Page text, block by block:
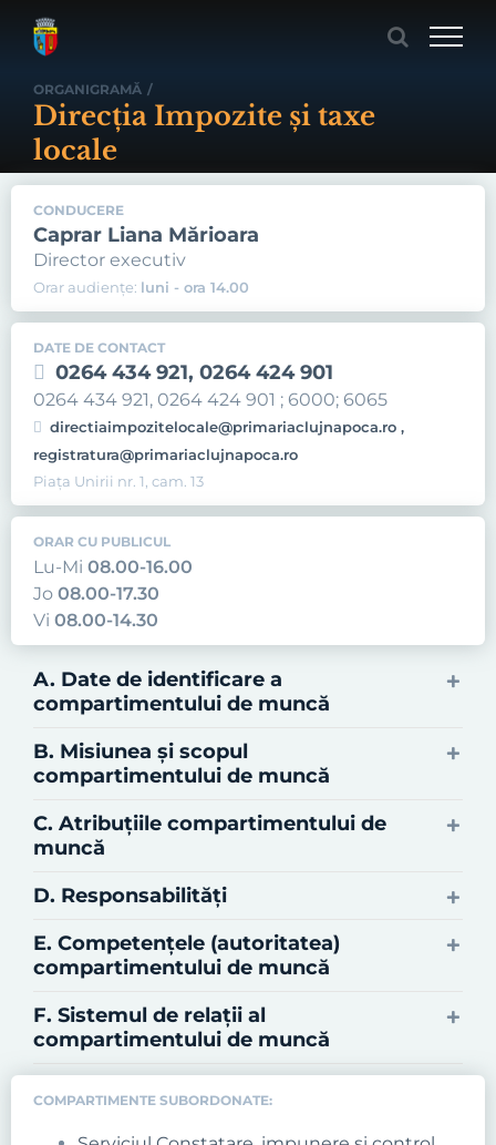
ORGANIGRAMĂ /
Direcţia Impozite şi taxe
locale
CONDUCERE
Caprar Liana Mărioara
Director executiv
Orar audiențe: luni - ora 14.00
DATE DE CONTACT
0264 434 921, 0264 424 901
0264 434 921, 0264 424 901 ; 6000; 6065
directiaimpozitelocale@primariaclujnapoca.ro ,
registratura@primariaclujnapoca.ro
Piața Unirii nr. 1, cam. 13
ORAR CU PUBLICUL
Lu-Mi 08.00-16.00
Jo 08.00-17.30
Vi 08.00-14.30
A. Date de identificare a
compartimentului de muncă
B. Misiunea şi scopul
compartimentului de muncă
C. Atribuţiile compartimentului de
muncă
D. Responsabilităţi
E. Competenţele (autoritatea)
compartimentului de muncă
F. Sistemul de relaţii al
compartimentului de muncă
COMPARTIMENTE SUBORDONATE: